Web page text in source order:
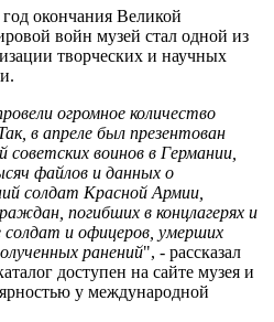
окончания Великой
войн музей стал одной из
творческих и научных
огромное количество
в апреле был презентован
советских воинов в Германии,
файлов и данных о
солдат Красной Армии,
погибших в концлагерях и
и офицеров, умерших
ранений", - рассказал
доступен на сайте музея и
у международной